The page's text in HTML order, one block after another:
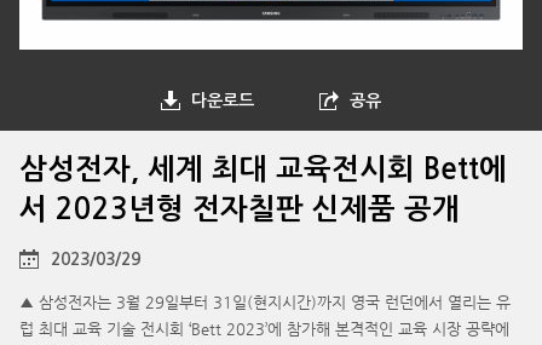
다운로드 공유
삼성전자, 세계 최대 교육전시회 Bett에
서 2023년형 전자칠판 신제품 공개
2023/03/29
▲ 삼성전자는 3월 29일부터 31일(현지시간)까지 영국 런던에서 열리는 유
럽 최대 교육 기술 전시회 ‘Bett 2023’에 참가해 본격적인 교육 시장 공략에